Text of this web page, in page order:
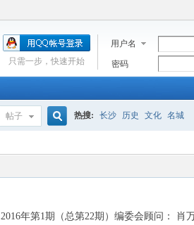
用户名
密码
只需一步，快速开始
帖子 热搜: 长沙 历史 文化 名城
年第1期（总第22期）编委会顾问： 肖